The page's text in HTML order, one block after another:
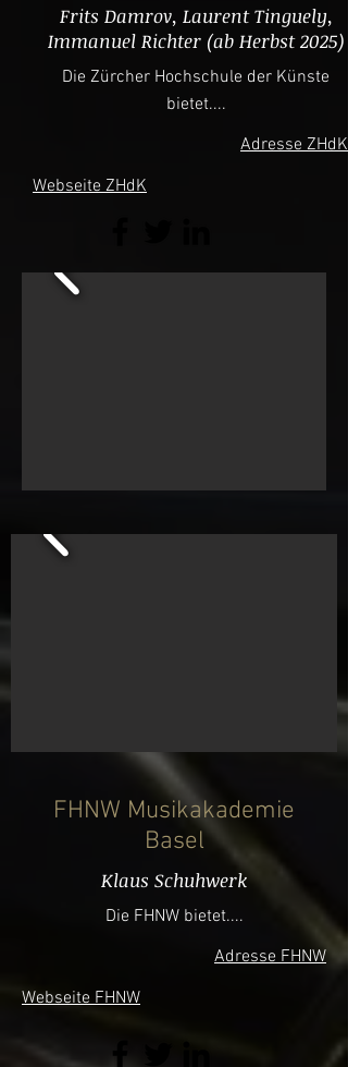
Frits Damrov, Laurent Tinguely,
Immanuel Richter (ab Herbst 2025)
Die Zürcher Hochschule der Künste
bietet....
Adresse ZHdK
Webseite ZHdK
FHNW Musikakademie
Basel
Klaus Schuhwerk
Die FHNW bietet....
Adresse FHNW
Webseite FHNW